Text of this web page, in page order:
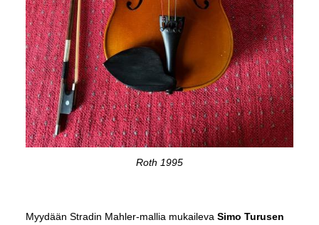
Roth 1995
Myydään Stradin Mahler-mallia mukaileva Simo Turusen